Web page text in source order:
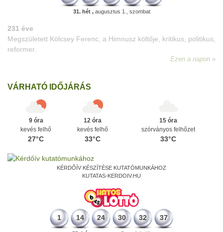
31. hét ,augusztus 1., szombat
VÁRHATÓ IDŐJÁRÁS
9 óra
kevés felhő
27°C
12 óra
kevés felhő
33°C
15 óra
szórványos felhőzet
33°C
KÉRDŐÍV KÉSZÍTÉSE KUTATÓMUNKÁHOZ
KUTATAS-KERDOIV.HU
1 14 24 30 32 37